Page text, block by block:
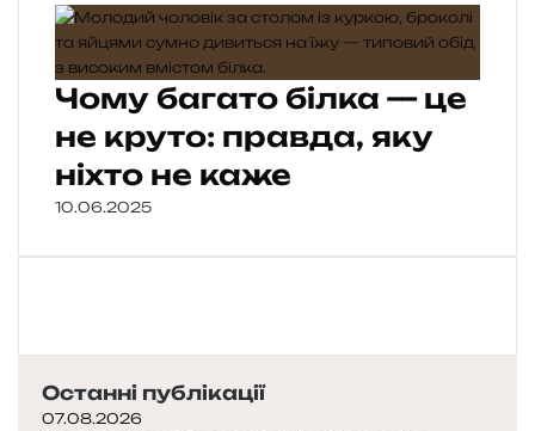
Чому багато білка — це
не круто: правда, яку
ніхто не каже
10.06.2025
Останні публікації
07.08.2026